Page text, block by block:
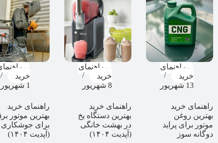
راهنمای
خرید
13 شهریور
راهنمای خرید
بهترین روغن
موتور برای پراید
دوگانه سوز
راهنمای
خرید
8 شهریور
راهنمای خرید
بهترین دستگاه یخ
در بهشت خانگی
(آپدیت ۱۴۰۴)
خرید
1 شهریور
راهنمای خرید
بهترین موتور
برای جوشکاری
(آپدیت ۱۴۰۴)